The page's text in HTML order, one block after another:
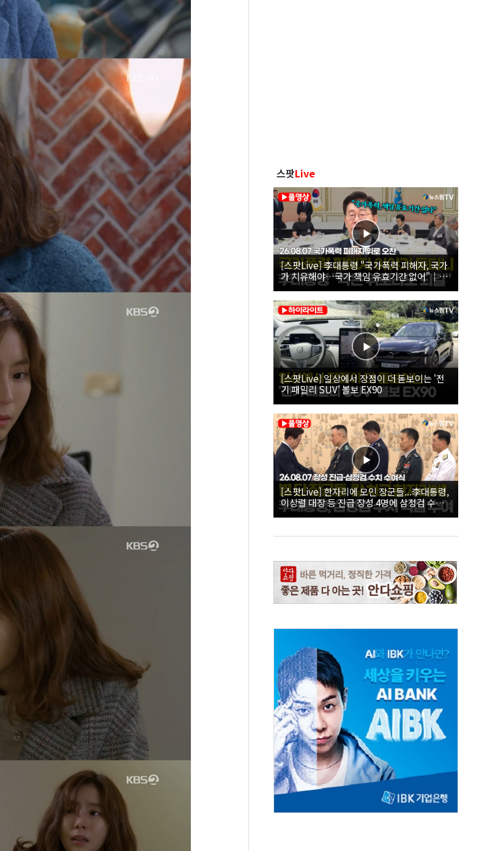
스팟Live
[스팟Live] 李대통령 "국가폭력 피해자, 국가
가 치유해야…국가 책임 유효기간 없어"｜
26.08.07 국가폭력 피해자 위로 오찬
[스팟Live] 일상에서 장점이 더 돋보이는 '전
기 패밀리 SUV' 볼보 EX90
[스팟Live] 한자리에 모인 장군들...李대통령,
이상렬 대장 등 진급 장성 4명에 삼정검 수치
직접 수여｜26.08.07 장성 진급·삼정검 수치